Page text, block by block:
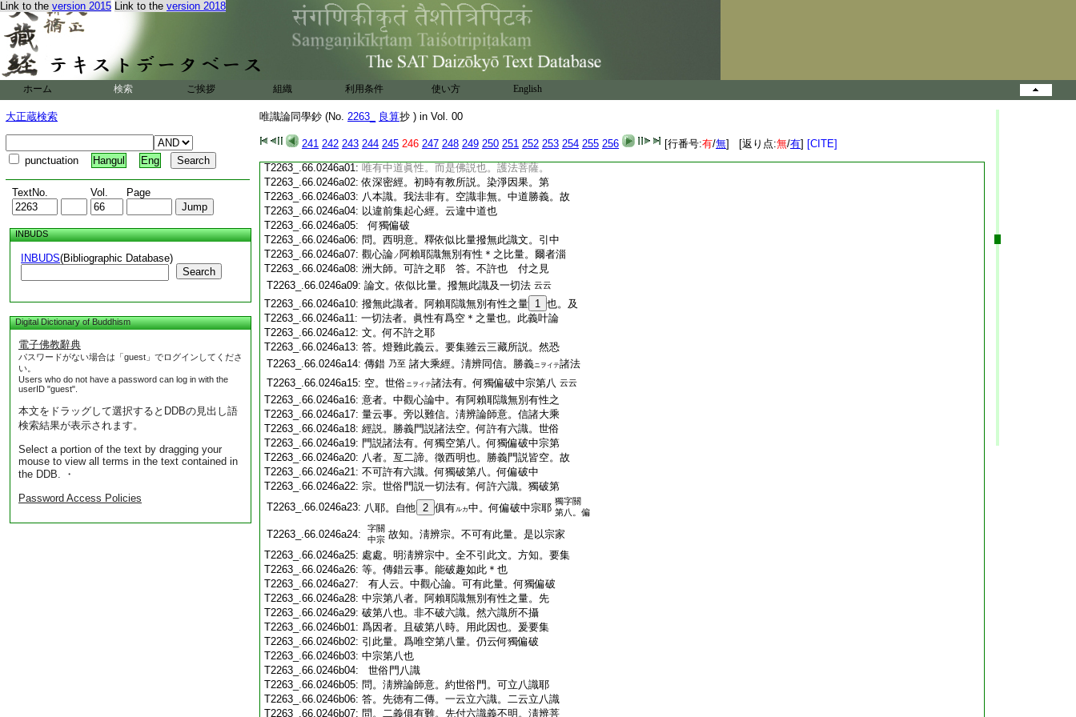
Link to the version 2015 Link to the version 2018
ホーム 検索 ご挨拶 組織 利用条件 使い方 English
大正蔵検索
punctuation Hangul Eng
TextNo. Vol. Page
INBUDS
INBUDS(Bibliographic Database)
Search
Digital Dictionary of Buddhism
電子佛教辭典
パスワードがない場合は「guest」でログインしてくださ
い。
Users who do not have a password can log in with the
userID "guest".
本文をドラッグして選択するとDDBの見出し語
検索結果が表示されます。
Select a portion of the text by dragging your
mouse to view all terms in the text contained in
the DDB. ・
Password Access Policies
唯識論同學鈔 (No. 2263_ 良算抄 ) in Vol. 00
241 242 243 244 245 246 247 248 249 250 251 252 253 254 255 256 [行番号:有/無] [返り点:無/有] [CITE]
T2263_.66.0245c19:尋云。淸辨眞性。依般若經。實是佛説也。
T2263_.66.0245c20:護法眞性。依深密等。亦是佛説也。如何
T2263_.66.0245c21:云淸辨眞性非佛説耶。若爾護法眞性。
T2263_.66.0245c22:
亦違般若。豈非
違教耶。次先所引。染
淨集 18 起心經者。小乘經 19 也。未説中道。
T2263_.66.0245c24:如何以違集起心經。名違中道勝義耶｣
T2263_.66.0245c25:答。深密經中。説三時教。初時有教。第二
T2263_.66.0245c26:時空教。第三時中道教也。今以第三時。
T2263_.66.0245c27:返 見 初時有
T2263_.66.0245c28: 然今淸辨云般若ハ 空依圓。故非佛説意。
T2263_.66.0246a01: 唯有中道眞性。而是佛説也。護法菩薩。
T2263_.66.0246a02:依深密經。初時有教所説。染淨因果。第
T2263_.66.0246a03: 八本識。我法非有。空識非無。中道勝義。故
T2263_.66.0246a04: 以違前集起心經。云違中道也
T2263_.66.0246a05:
何獨偏破
T2263_.66.0246a06: 問。西明意。釋依似比量撥無此識文。引中
T2263_.66.0246a07: 觀心論ノ 阿賴耶識無別有性＊之比量。爾者淄
T2263_.66.0246a08: 洲大師。可許之耶 答。不許也 付之見
T2263_.66.0246a09: 論文。依似比量。撥無此識及一切法 云云
T2263_.66.0246a10: 撥無此識者。阿賴耶識無別有性之量 1 也。及
T2263_.66.0246a11: 一切法者。眞性有爲空＊之量也。此義叶論
T2263_.66.0246a12: 文。何不許之耶
T2263_.66.0246a13: 答。燈難此義云。要集雖云三藏所説。然恐
T2263_.66.0246a14: 傳錯 乃至 諸大乘經。淸辨同信。勝義ニヲイテ諸法
T2263_.66.0246a15: 空。世俗 ニヲイテ諸法有。何獨偏破中宗第八 云云
T2263_.66.0246a16: 意者。中觀心論中。有阿賴耶識無別有性之
T2263_.66.0246a17: 量云事。旁以難信。淸辨論師意。信諸大乘
T2263_.66.0246a18: 經説。勝義門説諸法空。何許有六識。世俗
T2263_.66.0246a19: 門説諸法有。何獨空第八。何獨偏破中宗第
T2263_.66.0246a20: 八者。亙二諦。徵西明也。勝義門説皆空。故
T2263_.66.0246a21: 不可許有六識。何獨破第八。何偏破中
T2263_.66.0246a22: 宗。世俗門説一切法有。何許六識。獨破第
T2263_.66.0246a23: 八耶。自他 2 俱有ルカ中。何偏破中宗耶
獨字關
第八。偏
T2263_.66.0246a24:
字關
中宗 故知。淸辨宗。不可有此量。是以宗家
T2263_.66.0246a25: 處處。明淸辨宗中。全不引此文。方知。要集
T2263_.66.0246a26: 等。傳錯云事。能破趣如此＊也
T2263_.66.0246a27:
有人云。中觀心論。可有此量。何獨偏破
T2263_.66.0246a28: 中宗第八者。阿賴耶識無別有性之量。先
T2263_.66.0246a29: 破第八也。非不破六識。然六識所不攝
T2263_.66.0246b01: 爲因者。且破第八時。用此因也。爰要集
T2263_.66.0246b02: 引此量。爲唯空第八量。仍云何獨偏破
T2263_.66.0246b03: 中宗第八也
T2263_.66.0246b04:
世俗門八識
T2263_.66.0246b05: 問。淸辨論師意。約世俗門。可立八識耶
T2263_.66.0246b06: 答。先徳有二傳。一云立六識。二云立八識
T2263_.66.0246b07: 問。二義俱有難。先付六識義不明。淸辨菩